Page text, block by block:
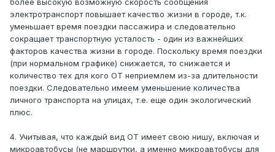
более высокую возможную скорость сообщения
электротранспорт повышает качество жизни в городе, т.к.
уменьшает время поездки пассажира и следовательно
сокращает транспортную усталость - один из важнейших
факторов качества жизни в городе. Поскольку время поездки
(при нормальном графике) снижается, то снижается и
количество тех для кого ОТ неприемлем из-за длительности
поездки. Следовательно имеем уменьшение количества
личного транспорта на улицах, т.е. еще один экологический
плюс.
4. Учитывая, что каждый вид ОТ имеет свою нишу, включая и
микроавтобусы (не маршрутки, а именно микроавтобусы для